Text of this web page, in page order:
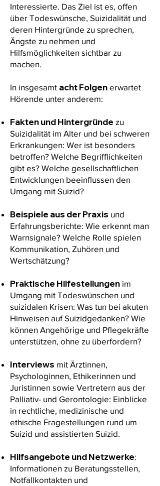
Interessierte. Das Ziel ist es, offen
über Todeswünsche, Suizidalität und
deren Hintergründe zu sprechen,
Ängste zu nehmen und
Hilfsmöglichkeiten sichtbar zu
machen.
In insgesamt acht Folgen erwartet
Hörende unter anderem:
Fakten und Hintergründe zu
Suizidalität im Alter und bei schweren
Erkrankungen: Wer ist besonders
betroffen? Welche Begrifflichkeiten
gibt es? Welche gesellschaftlichen
Entwicklungen beeinflussen den
Umgang mit Suizid?
Beispiele aus der Praxis und
Erfahrungsberichte: Wie erkennt man
Warnsignale? Welche Rolle spielen
Kommunikation, Zuhören und
Wertschätzung?
Praktische Hilfestellungen im
Umgang mit Todeswünschen und
suizidalen Krisen: Was tun bei akuten
Hinweisen auf Suizidgedanken? Wie
können Angehörige und Pflegekräfte
unterstützen, ohne zu überfordern?
Interviews mit Ärztinnen,
Psychologinnen, Ethikerinnen und
Juristinnen sowie Vertretern aus der
Palliativ- und Gerontologie: Einblicke
in rechtliche, medizinische und
ethische Fragestellungen rund um
Suizid und assistierten Suizid.
Hilfsangebote und Netzwerke:
Informationen zu Beratungsstellen,
Notfallkontakten und